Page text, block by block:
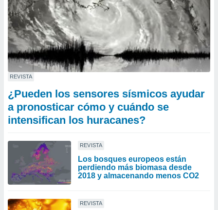
REVISTA
¿Pueden los sensores sísmicos ayudar
a pronosticar cómo y cuándo se
intensifican los huracanes?
REVISTA
Los bosques europeos están
perdiendo más biomasa desde
2018 y almacenando menos CO2
REVISTA